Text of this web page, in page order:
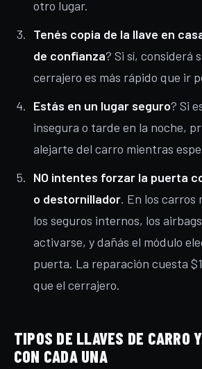
otro lugar.
Tenés copia de la llave en
de confianza? Si sí, considerá
cerrajero es más rápido que ir
Estás en un lugar seguro? Si
insegura o tarde en la noche,
alejarte del carro mientras
NO intentes forzar la puerta
o destornillador. En los carros
los seguros internos, los
activarse, y dañás el módulo
puerta. La reparación cuesta
que el cerrajero.
TIPOS DE LLAVES DE CARRO
CON CADA UNA